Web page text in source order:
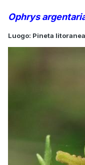
Ophrys
Luogo: Pineta